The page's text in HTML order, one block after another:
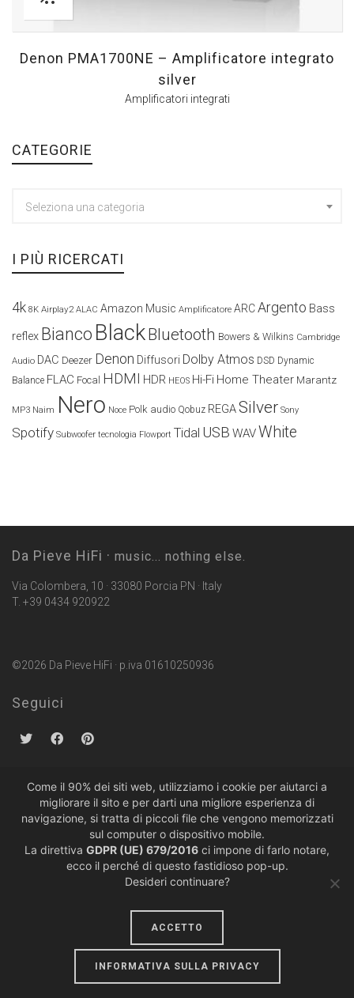
Denon PMA1700NE – Amplificatore integrato
silver
Amplificatori integrati
CATEGORIE
Seleziona una categoria
I PIÙ RICERCATI
4k 8K Airplay2 ALAC Amazon Music Amplificatore ARCArgento Bass
reflex Bianco BlackBluetooth Bowers & Wilkins Cambridge
Audio DAC Deezer Denon Diffusori Dolby Atmos DSD Dynamic
Balance FLAC Focal HDMI HDR HEOS Hi-Fi Home Theater Marantz
MP3 Naim Nero Noce Polk audio Qobuz REGASilver Sony
Spotify Subwoofer tecnologia Flowport Tidal USB WAVWhite
Da Pieve HiFi · music... nothing else.
Via Colombera, 10 · 33080 Porcia PN · Italy
T. +39 0434 920922
©2026 Da Pieve HiFi · p.iva 01610250936
Seguici
Politiche sulla Privacy· Condizioni di Vendita
design by
Come il 90% dei siti web, utilizziamo i cookie per aiutarci a
migliorare il sito e per darti una migliore esperienza di
navigazione, si tratta di piccoli file che vengono memorizzati
sul computer o dispositivo mobile.
La direttiva GDPR (UE) 679/2016 ci impone di farlo notare,
ecco il perché di questo fastidioso pop-up.
Desideri continuare?
ACCETTO
INFORMATIVA SULLA PRIVACY